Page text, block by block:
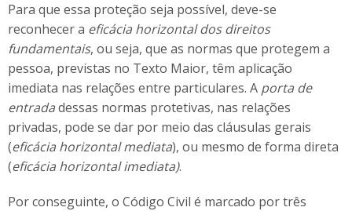
Para que essa proteção seja possível, deve-se
reconhecer a eficácia horizontal dos direitos
fundamentais, ou seja, que as normas que protegem a
pessoa, previstas no Texto Maior, têm aplicação
imediata nas relações entre particulares. A porta de
entradadessas normas protetivas, nas relações
privadas, pode se dar por meio das cláusulas gerais
(eficácia horizontal mediata), ou mesmo de forma direta
(eficácia horizontal imediata).
Por conseguinte, o Código Civil é marcado por três